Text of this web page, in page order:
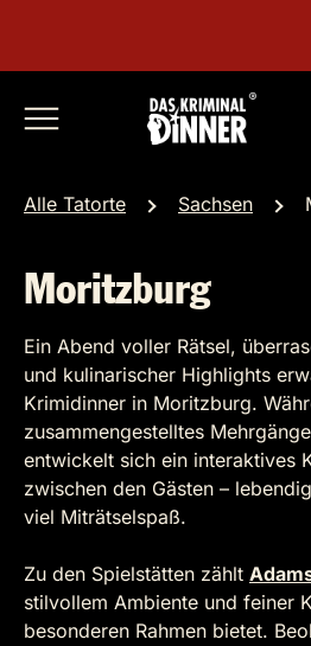
Alle Tatorte Sachsen
Moritzburg
Ein Abend voller Rätsel,
und kulinarischer Highlights
Krimidinner in Moritzburg.
zusammengestelltes
entwickelt sich ein interaktives
zwischen den Gästen –
viel Miträtselspaß.
Zu den Spielstätten zählt
stilvollem Ambiente und feiner
besonderen Rahmen bietet.